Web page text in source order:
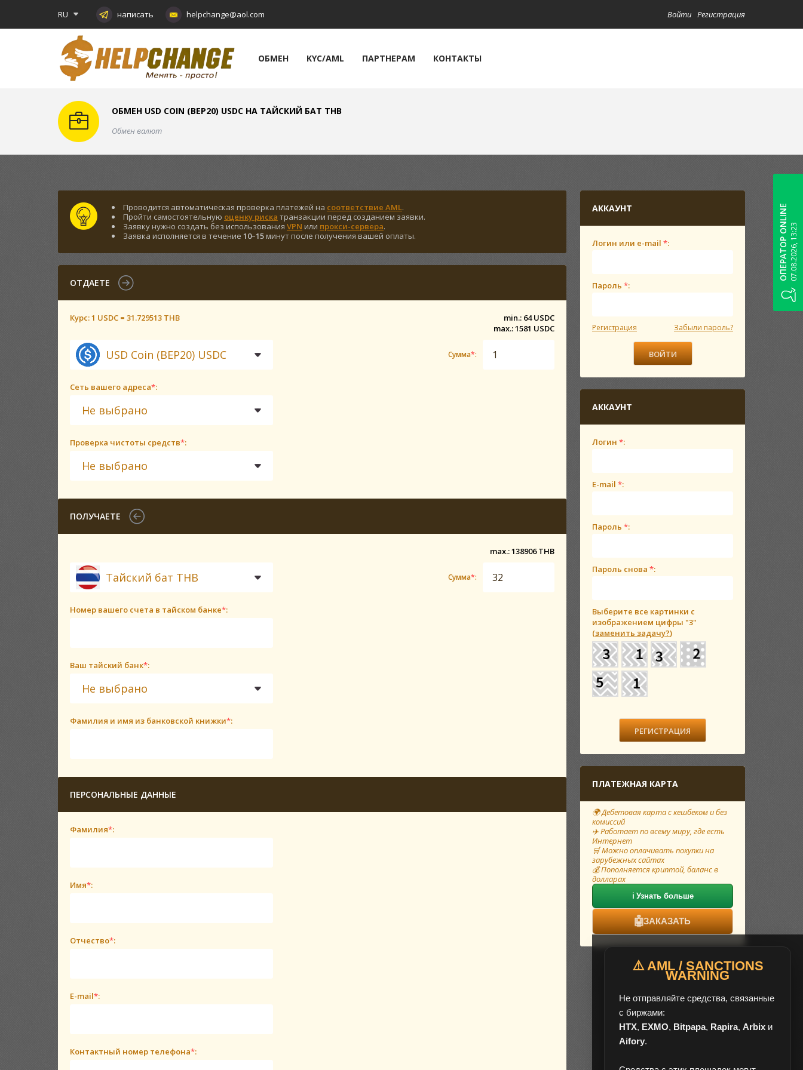
RU написать helpchange@aol.com Регистрация
Войти
ОБМЕН KYC/AML ПАРТНЕРАМ КОНТАКТЫ
ОБМЕН USD COIN (BEP20) USDC НА ТАЙСКИЙ БАТ THB
Обмен валют
Проводится автоматическая проверка платежей на соответствие AML.
Пройти самостоятельную оценку риска транзакции перед созданием заявки.
Заявку нужно создать без использования VPN или прокси-сервера.
Заявка исполняется в течение 10–15минут после получения вашей оплаты.
ОТДАЕТЕ
Курс:1 USDC = 31.729513 THB
min.: 64 USDC
max.: 1581 USDC
USD Coin (BEP20) USDC Сумма*:
Сеть вашего адреса*:
Не выбрано
Проверка чистоты средств*:
Не выбрано
ПОЛУЧАЕТЕ
max.: 138906 THB
Тайский бат THB Сумма*:
Номер вашего счета в тайском банке*:
Ваш тайский банк*:
Не выбрано
Фамилия и имя из банковской книжки*:
ПЕРСОНАЛЬНЫЕ ДАННЫЕ
Фамилия*:
Имя*:
Отчество*:
E-mail*:
Контактный номер телефона*:
АККАУНТ
Логин или e-mail *:
Пароль *:
Регистрация Забыли пароль?
АККАУНТ
Логин *:
E-mail *:
Пароль *:
Пароль снова *:
Выберите все картинки с
изображением цифры "3"
(заменить задачу?)
ПЛАТЕЖНАЯ КАРТА
🌍 Дебетовая карта с кешбеком и без
комиссий
✈️ Работает по всему миру, где есть
Интернет
🛒 Можно оплачивать покупки на
зарубежных сайтах
💰 Пополняется криптой, баланс в
долларах
ℹ️ Узнать больше
🤖ЗАКАЗАТЬ
⚠️ AML / SANCTIONS
WARNING
Не отправляйте средства, связанные
с биржами:
HTX, EXMO, Bitpapa, Rapira, Arbix и
Aifory.
ОПЕРАТОР ONLINE07.08.2026, 13:23